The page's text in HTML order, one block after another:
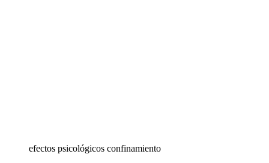
efectos psicológicos confinamiento